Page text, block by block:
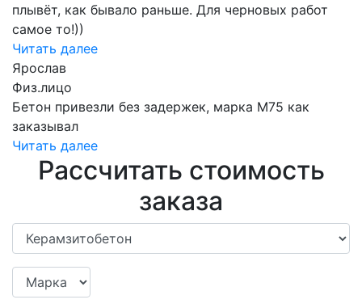
плывёт, как бывало раньше. Для черновых работ
самое то!))
Читать далее
Ярослав
Физ.лицо
Бетон привезли без задержек, марка М75 как
заказывал
Читать далее
Рассчитать стоимость
заказа